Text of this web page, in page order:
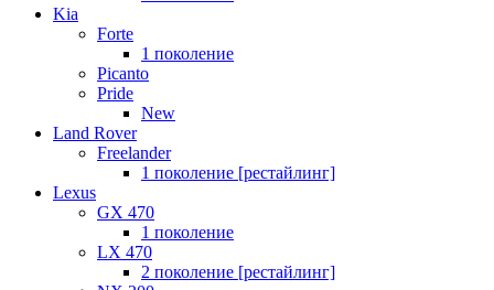
Kia
Forte
1 поколение
Picanto
Pride
New
Land Rover
Freelander
1 поколение [рестайлинг]
Lexus
GX 470
1 поколение
LX 470
2 поколение [рестайлинг]